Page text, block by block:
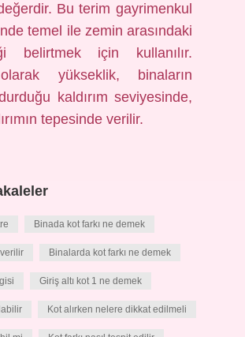
Bu terim gayrimenkul
temel ile zemin arasındaki
belirtmek için kullanılır.
yükseklik, binaların
kaldırım seviyesinde,
tepesinde verilir.
Binada kot farkı ne demek
Binalarda kot farkı ne demek
Giriş altı kot 1 ne demek
Kot alırken nelere dikkat edilmeli